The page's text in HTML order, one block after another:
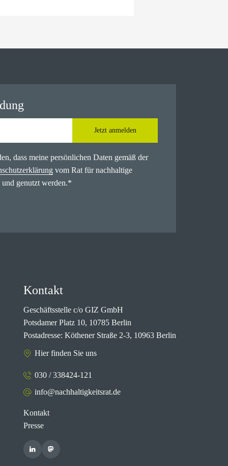
Jetzt anmelden
dass meine persönlichen Daten gemäß der
vom Rat für nachhaltige
genutzt werden.*
Kontakt
Geschäftsstelle c/o GIZ GmbH
Potsdamer Platz 10, 10785 Berlin
Postadresse: Köthener Straße 2-3, 10963 Berlin
Hier finden Sie uns
030 / 338424-121
info@nachhaltigkeitsrat.de
Kontakt
Presse